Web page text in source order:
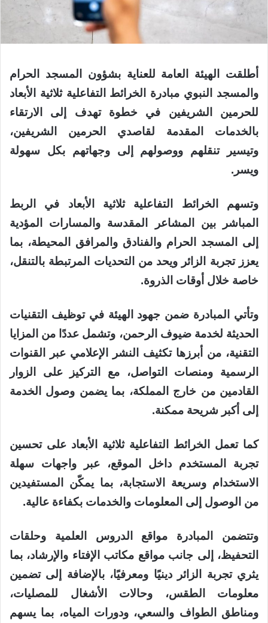
أطلقت الهيئة العامة للعناية بشؤون المسجد الحرام
والمسجد النبوي مبادرة الخرائط التفاعلية ثلاثية الأبعاد
للحرمين الشريفين في خطوة تهدف إلى الارتقاء
بالخدمات المقدمة لقاصدي الحرمين الشريفين،
وتيسير تنقلهم ووصولهم إلى وجهاتهم بكل سهولة
ويسر.
وتسهم الخرائط التفاعلية ثلاثية الأبعاد في الربط
المباشر بين المشاعر المقدسة والمسارات المؤدية
إلى المسجد الحرام والفنادق والمرافق المحيطة، بما
يعزز تجربة الزائر ويحد من التحديات المرتبطة بالتنقل،
خاصة خلال أوقات الذروة.
وتأتي المبادرة ضمن جهود الهيئة في توظيف التقنيات
الحديثة لخدمة ضيوف الرحمن، وتشمل عددًا من المزايا
التقنية، من أبرزها تكثيف النشر الإعلامي عبر القنوات
الرسمية ومنصات التواصل، مع التركيز على الزوار
القادمين من خارج المملكة، بما يضمن وصول الخدمة
إلى أكبر شريحة ممكنة.
كما تعمل الخرائط التفاعلية ثلاثية الأبعاد على تحسين
تجربة المستخدم داخل الموقع، عبر واجهات سهلة
الاستخدام وسريعة الاستجابة، بما يمكّن المستفيدين
من الوصول إلى المعلومات والخدمات بكفاءة عالية.
وتتضمن المبادرة مواقع الدروس العلمية وحلقات
التحفيظ، إلى جانب مواقع مكاتب الإفتاء والإرشاد، بما
يثري تجربة الزائر دينيًا ومعرفيًا، بالإضافة إلى تضمين
معلومات الطقس، وحالات الأشغال للمصليات،
ومناطق الطواف والسعي، ودورات المياه، بما يسهم